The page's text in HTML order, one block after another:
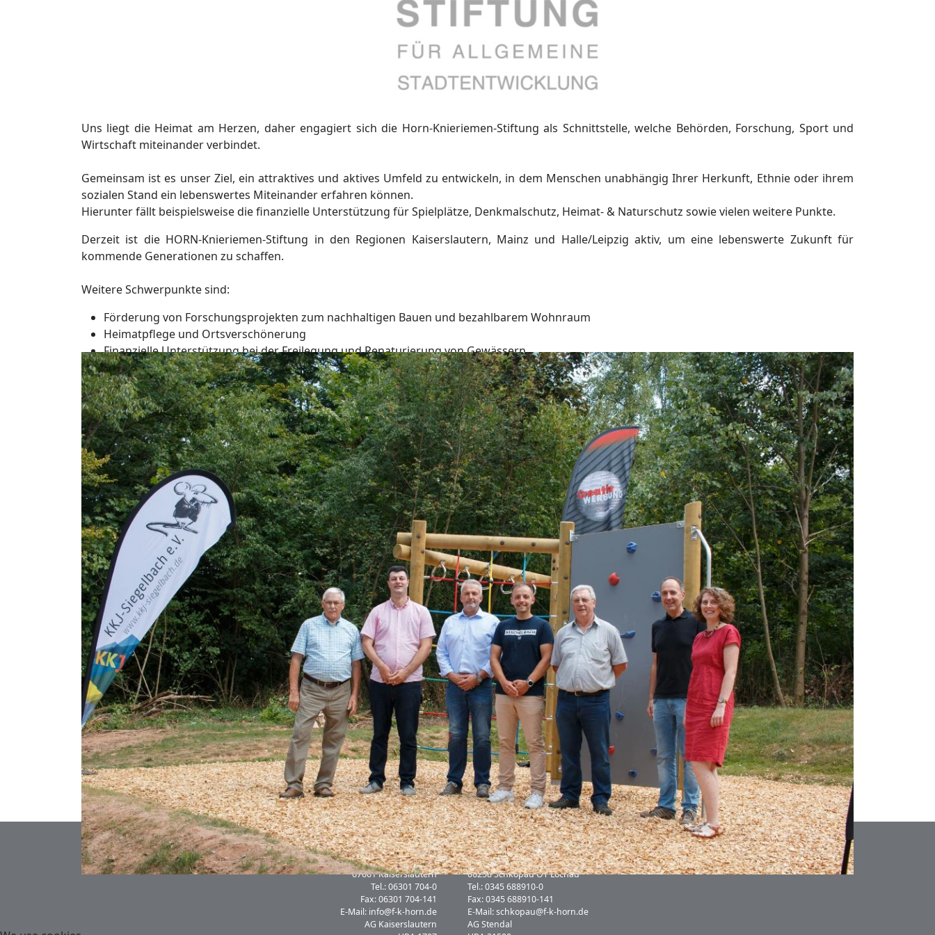
Uns liegt die Heimat am Herzen, daher engagiert sich die Horn-Knieriemen-Stiftung als Schnittstelle, welche Behörden, Forschung, Sport und
Wirtschaft miteinander verbindet.
Gemeinsam ist es unser Ziel, ein attraktives und aktives Umfeld zu entwickeln, in dem Menschen unabhängig Ihrer Herkunft, Ethnie oder ihrem
sozialen Stand ein lebenswertes Miteinander erfahren können.
Hierunter fällt beispielsweise die finanzielle Unterstützung für Spielplätze, Denkmalschutz, Heimat- & Naturschutz sowie vielen weitere Punkte.
Derzeit ist die HORN-Knieriemen-Stiftung in den Regionen Kaiserslautern, Mainz und Halle/Leipzig aktiv, um eine lebenswerte Zukunft für
kommende Generationen zu schaffen.
Weitere Schwerpunkte sind:
Förderung von Forschungsprojekten zum nachhaltigen Bauen und bezahlbarem Wohnraum
Heimatpflege und Ortsverschönerung
Finanzielle Unterstützung bei der Freilegung und Renaturierung von Gewässern
Finanzielle Unterstützung bei der schulischen, handwerklichen oder universitären Ausbildung, durch Zuschüsse, sowie Vergabe von Sach- und
Geldpreisen für besondere Leistungen
Weite Informationen finden Sie unterwww.h-k-stiftung.de
Sitz Kaiserslautern
Sauerwiesen 4
67661 Kaiserslautern
Tel.: 06301 704-0
Fax: 06301 704-141
E-Mail: info@f-k-horn.de
AG Kaiserslautern
Sitz Schkopau
Karl-Witte-Str. 1-2
06258 Schkopau OT Lochau
Tel.: 0345 688910-0
Fax: 0345 688910-141
E-Mail:schkopau@f-k-horn.de
AG Stendal